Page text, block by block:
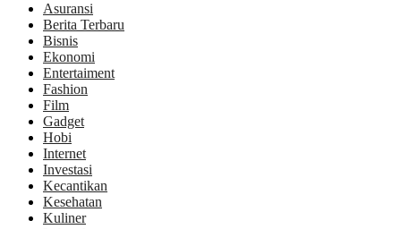
Asuransi
Berita Terbaru
Bisnis
Ekonomi
Entertaiment
Fashion
Film
Gadget
Hobi
Internet
Investasi
Kecantikan
Kesehatan
Kuliner